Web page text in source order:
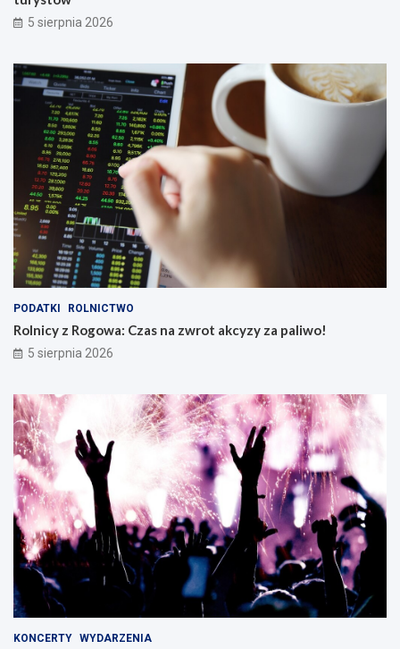
5 sierpnia 2026
PODATKI ROLNICTWO
Rolnicy z Rogowa: Czas na zwrot akcyzy za paliwo!
5 sierpnia 2026
KONCERTY WYDARZENIA